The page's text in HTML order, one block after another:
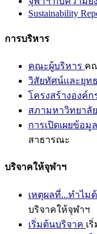
Sustainability
การบริหาร
คณะผู้บริหาร ค
วิสัยทัศน์และยุท
โครงสร้างองค์ก
สภามหาวิทยาลัย
การเปิดเผยข้อ
สาธารณะ
บริจาคให้จุฬาฯ
เหตุผลที่...ทำไม
บริจาคให้จุฬาฯ
เริ่มต้นบริจาค เ